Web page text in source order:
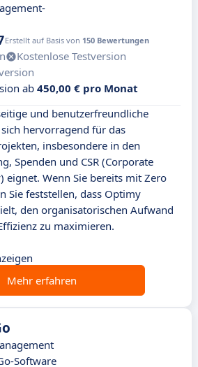
Erstellt auf Basis von 150 Bewertungen
Kostenlose Testversion
ab 450,00 € pro Monat
und benutzerfreundliche
hervorragend für das
insbesondere in den
Spenden und CSR (Corporate
eignet. Wenn Sie bereits mit Zero
Sie feststellen, dass Optimy
den organisatorischen Aufwand
zu maximieren.
Mehr erfahren
Software